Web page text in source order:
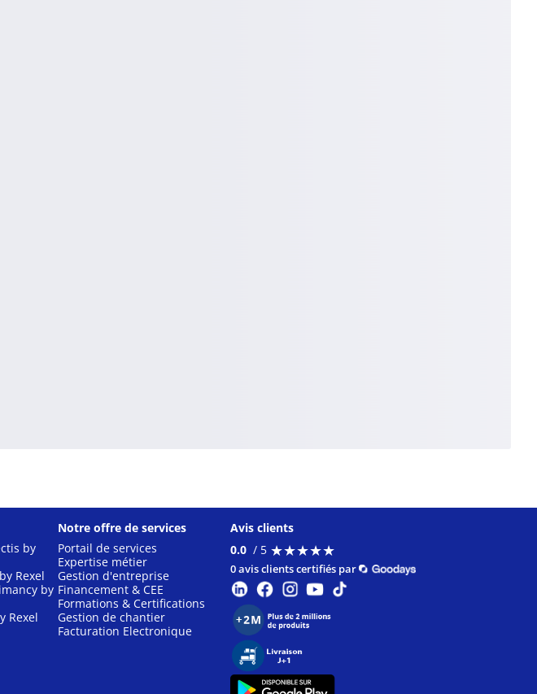
by
Rexel
by
Rexel
Notre offre de services
Portail de services
Expertise métier
Gestion d'entreprise
Financement & CEE
Formations & Certifications
Gestion de chantier
Facturation Electronique
Avis clients
0.0 / 5 ★★★★★
★★★★★
0 avis clients certifiés par